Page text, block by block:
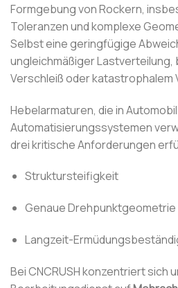
Formgebung von Rockern,
Toleranzen und komplexe
Selbst eine geringfügige
ungleichmäßiger Lastverteilung,
Verschleiß oder katastrophalem
Hebelarmaturen, die in
Automatisierungssystemen
drei kritische Anforderungen
Struktursteifigkeit
Genaue Drehpunktgeometrie
Langzeit-
Bei CNCRUSH konzentriert sich